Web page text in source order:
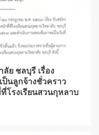
ย ชลบุรี เรื่อง
ป็นลูกจ้างชั่วคราว
โรงเรียนสวนกุหลาบ